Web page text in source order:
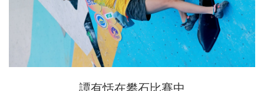
譚有恬在攀石比賽中